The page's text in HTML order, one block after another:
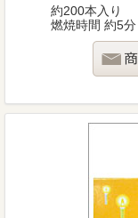
約200本入り
燃焼時間 約5分